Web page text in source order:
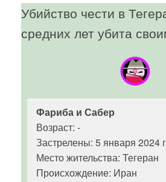
Убийство чести в
средних лет убита
Фариба и Сабер
Возраст: -
Застрелены: 5 января 2024
Место жительства: Тегеран
Происхождение: Иран